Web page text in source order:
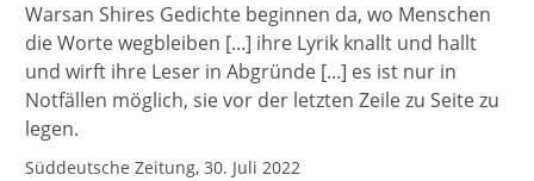
Warsan Shires Gedichte beginnen da, wo Menschen
die Worte wegbleiben [...] ihre Lyrik knallt und hallt
und wirft ihre Leser in Abgründe [...] es ist nur in
Notfällen möglich, sie vor der letzten Zeile zu Seite zu
legen.
Süddeutsche Zeitung, 30. Juli 2022